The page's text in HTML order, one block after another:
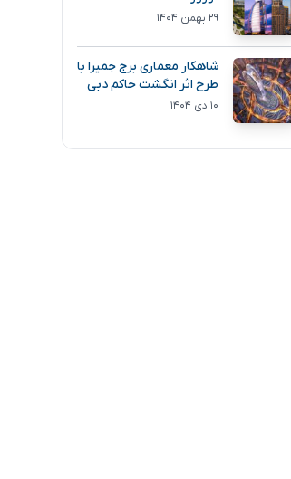
۲۹ بهمن ۱۴۰۴
شاهکار معماری برج جمیرا با
طرح اثر انگشت حاکم دبی
۱۰ دی ۱۴۰۴